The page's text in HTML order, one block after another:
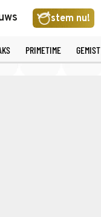
stem nu!
PRIMETIME GEMIST